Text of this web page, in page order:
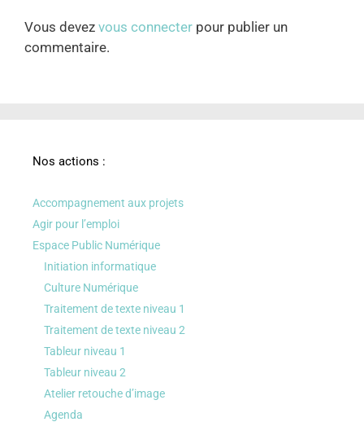
Vous devez vous connecter pour publier un
commentaire.
Nos actions :
Accompagnement aux projets
Agir pour l’emploi
Espace Public Numérique
Initiation informatique
Culture Numérique
Traitement de texte niveau 1
Traitement de texte niveau 2
Tableur niveau 1
Tableur niveau 2
Atelier retouche d’image
Agenda